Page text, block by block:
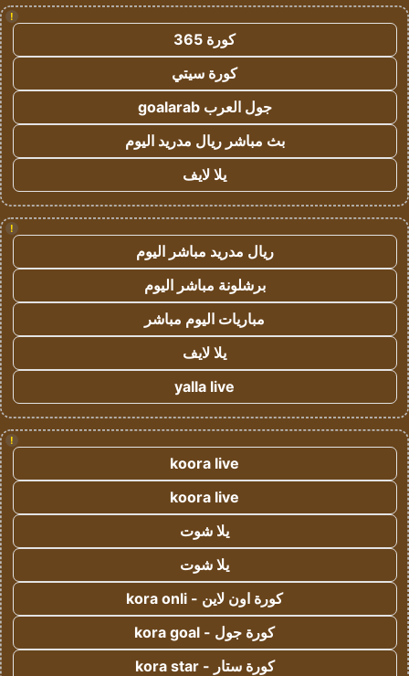
!
كورة 365
كورة سيتي
جول العرب goalarab
بث مباشر ريال مدريد اليوم
يلا لايف
!
ريال مدريد مباشر اليوم
برشلونة مباشر اليوم
مباريات اليوم مباشر
يلا لايف
yalla live
!
koora live
koora live
يلا شوت
يلا شوت
كورة اون لاين - kora onli
كورة جول - kora goal
كورة ستار - kora star